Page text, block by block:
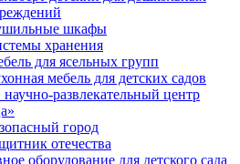
шкафы
хранения
для ясельных групп
мебель для детских садов
развлекательный центр
город
отечества
оборудование для детского сада